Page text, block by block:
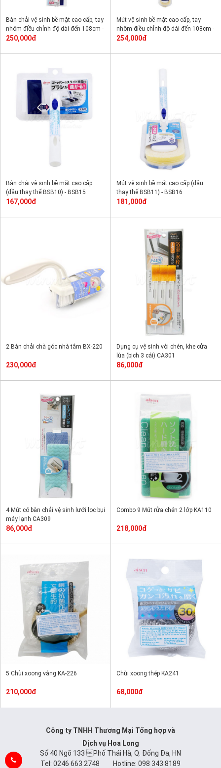
Bàn chải vệ sinh bề mặt cao cấp, tay
nhôm điều chỉnh độ dài đến 108cm -
BSB10
250,000đ
Mút vệ sinh bề mặt cao cấp, tay
nhôm điều chỉnh độ dài đến 108cm -
BSB11
254,000đ
Bàn chải vệ sinh bề mặt cao cấp
(đầu thay thế BSB10) - BSB15
167,000đ
Mút vệ sinh bề mặt cao cấp (đầu
thay thế BSB11) - BSB16
181,000đ
2 Bàn chải chà góc nhà tắm BX-220
230,000đ
Dụng cụ vệ sinh vòi chén, khe cửa
lùa (bịch 3 cái) CA301
86,000đ
4 Mút có bàn chải vệ sinh lưới lọc bụi
máy lạnh CA309
86,000đ
Combo 9 Mút rửa chén 2 lớp KA110
218,000đ
5 Chùi xoong vàng KA-226
210,000đ
Chùi xoong thép KA241
68,000đ
Công ty TNHH Thương Mại Tổng hợp và
Dịch vụ Hoa Long
Số 40 Ngõ 133 Phố Thái Hà, Q. Đống Đa, HN
Tel: 0246 663 2748 Hotline: 098 343 8189